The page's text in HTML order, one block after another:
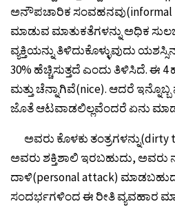
ಅನೌಪಚಾರಿಕ ಸಂವಹನವು(informal
ಮಾಡುವ ಮಾತುಕತೆಗಳನ್ನು ಅಧಿಕ
ವ್ಯಕ್ತಿಯನ್ನು ತಿಳಿದುಕೊಳ್ಳುವುದು
30% ಹೆಚ್ಚಿಸುತ್ತದೆ ಎಂದು ತಿಳಿಸಿದೆ. ಈ
ಮತ್ತು ಚೆನ್ನಾಗಿವೆ(nice). ಆದರೆ
ಜೊತೆ ಆಟವಾಡಲಿಲ್ಲವೆಂದರೆ ಏನು
ಅವರು ಕೊಳಕು
ಅವರು ಶಕ್ತಿಶಾಲಿ ಇರಬಹುದು, ಅವರು
ದಾಳಿ(personal attack)
ಸಂದರ್ಭಗಳಿಂದ ಈ ರೀತಿ ವ್ಯವಹಾರ